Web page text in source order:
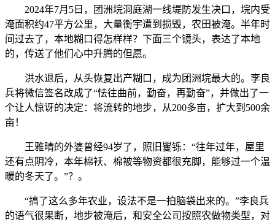
2024年7月5日，团洲垸洞庭湖一线堤防发生决口，垸内受
淹面积约47平方公里，大量衡宇遭到损毁，农田被淹。半年时
间过去了，本地糊口得怎样样？下面三个镜头，表达了本地
的，传送了他们心中升腾的但愿。
洪水退后，从头恢复出产糊口，成为团洲垸最大的。李良
兵将微信签名改成了“怯往曲前，勤奋，再勤奋”，并做出了一
个让人惊讶的决定：将流转的地步，从200多亩，扩大到500余
亩！
王雅晴的外婆曾经94岁了，照旧矍铄：“往年过年，屋里
还有点阴冷，本年棉袄、棉被等物资都很充脚，能够过一个温
暖的冬天了。”？。
“搞了这么多年农业，设法不是一拍脑袋出来的。”李良兵
的语气很果断，地步被淹后，和安全公司按照农做物类型，对